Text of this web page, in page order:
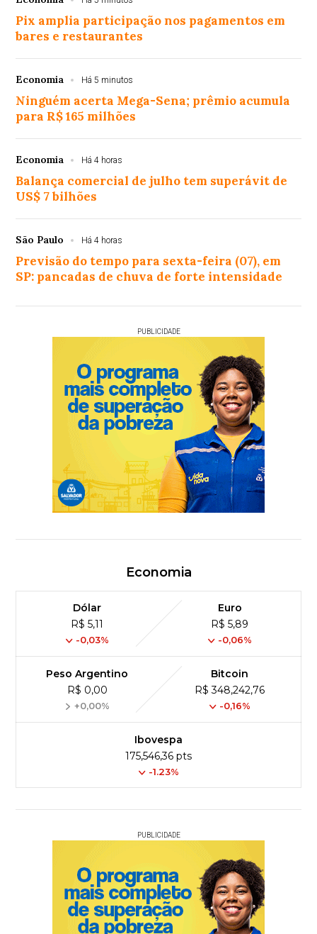
Pix amplia participação nos pagamentos em
bares e restaurantes
Economia Há 5 minutos
Ninguém acerta Mega-Sena; prêmio acumula
para R$ 165 milhões
Economia Há 4 horas
Balança comercial de julho tem superávit de
US$ 7 bilhões
São Paulo Há 4 horas
Previsão do tempo para sexta-feira (07), em
SP: pancadas de chuva de forte intensidade
PUBLICIDADE
Economia
Dólar
R$ 5,11
-0,03%
Euro
R$ 5,89
-0,06%
Peso Argentino
R$ 0,00
+0,00%
Bitcoin
R$ 348,242,76
-0,16%
Ibovespa
175,546,36 pts
-1.23%
PUBLICIDADE